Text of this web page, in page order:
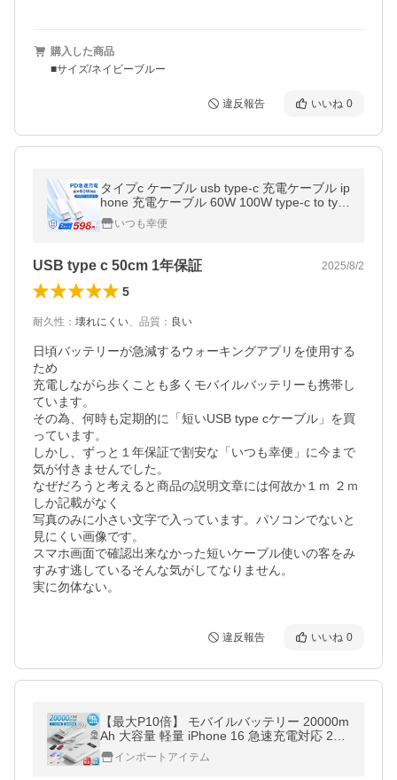
購入した商品
■サイズ/ネイビーブルー
違反報告 いいね 0
タイプc ケーブル usb type-c 充電ケーブル ip
hone 充電ケーブル 60W 100W type-c to typ
e-c超高速充電器 高耐久 iPhone17 android 2
m 1mいつも幸便
USB type c 50cm 1年保証 2025/8/2
5
耐久性 ： 壊れにくい、 品質 ： 良い
日頃バッテリーが急減するウォーキングアプリを使用する
ため
充電しながら歩くことも多くモバイルバッテリーも携帯し
ています。
その為、何時も定期的に「短いUSB type cケーブル」を買
っています。
しかし、ずっと１年保証で割安な「いつも幸便」に今まで
気が付きませんでした。
なぜだろうと考えると商品の説明文章には何故か１ｍ ２ｍ
しか記載がなく
写真のみに小さい文字で入っています。パソコンでないと
見にくい画像です。
スマホ画面で確認出来なかった短いケーブル使いの客をみ
すみす逃しているそんな気がしてなりません。
違反報告 いいね 0
【最大P10倍】 モバイルバッテリー 20000m
Ah 大容量 軽量 iPhone 16 急速充電対応 22.
5W急速 5台同時充電 iPhone Android 残量表
示 LEDライト 小型
インポートアイテム